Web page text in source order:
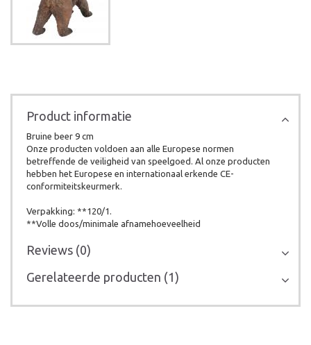
Product informatie
Bruine beer 9 cm
Onze producten voldoen aan alle Europese normen
betreffende de veiligheid van speelgoed. Al onze producten
hebben het Europese en internationaal erkende CE-
conformiteitskeurmerk.
Verpakking: **120/1.
**Volle doos/minimale afnamehoeveelheid
Reviews (0)
Gerelateerde producten (1)